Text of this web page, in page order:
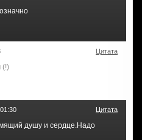
Цитата
(!)
Цитата
душу и сердце.Надо